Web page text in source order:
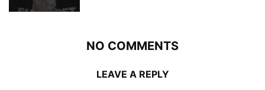
NO COMMENTS
LEAVE A REPLY